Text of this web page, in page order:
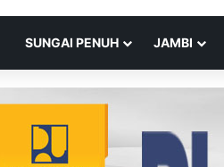
SUNGAI PENUH JAMBI